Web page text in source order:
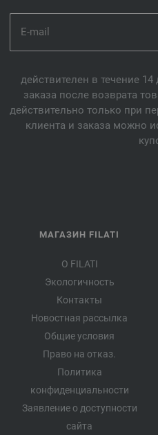
действителен в течение
заказа после возврата
действительно только при
клиента и заказа можно
МАГАЗИН FILATI
О FILATI
Экологичность
Контакты
Новостная рассылка
Общие условия
Право на отказ.
Политика
конфиденциальности
Заявление о доступности
сайта